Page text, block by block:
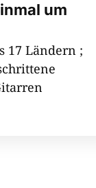
um
17 Ländern ;